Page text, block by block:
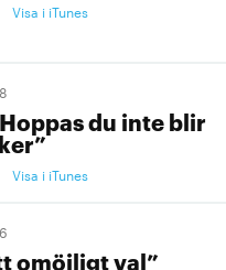
Visa i iTunes
du inte blir
Visa i iTunes
omöjligt val”